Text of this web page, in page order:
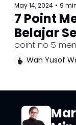
May 14, 2024 • 9
7 Point
Belajar
Iklan
point no 5
Wan Yusof